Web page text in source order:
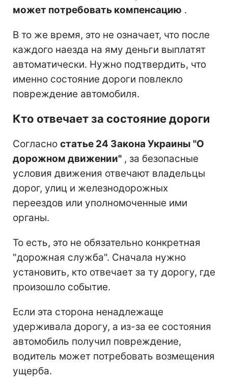
может потребовать компенсацию .
В то же время, это не означает, что после
каждого наезда на яму деньги выплатят
автоматически. Нужно подтвердить, что
именно состояние дороги повлекло
повреждение автомобиля.
Кто отвечает за состояние дороги
Согласно статье 24 Закона Украины "О
дорожном движении" , за безопасные
условия движения отвечают владельцы
дорог, улиц и железнодорожных
переездов или уполномоченные ими
органы.
То есть, это не обязательно конкретная
"дорожная служба". Сначала нужно
установить, кто отвечает за ту дорогу, где
произошло событие.
Если эта сторона ненадлежаще
удерживала дорогу, а из-за ее состояния
автомобиль получил повреждение,
водитель может потребовать возмещения
ущерба.